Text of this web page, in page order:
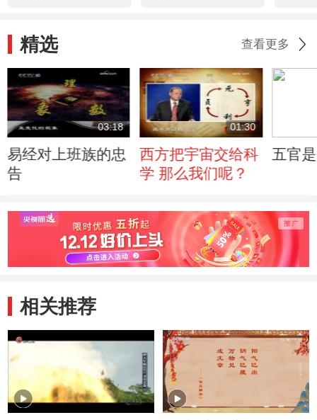
精选 查看更多
03:18
易经对上班族的忠
告
01:30
西方把宇宙交给科
学 那么我们呢？
五官
相关推荐